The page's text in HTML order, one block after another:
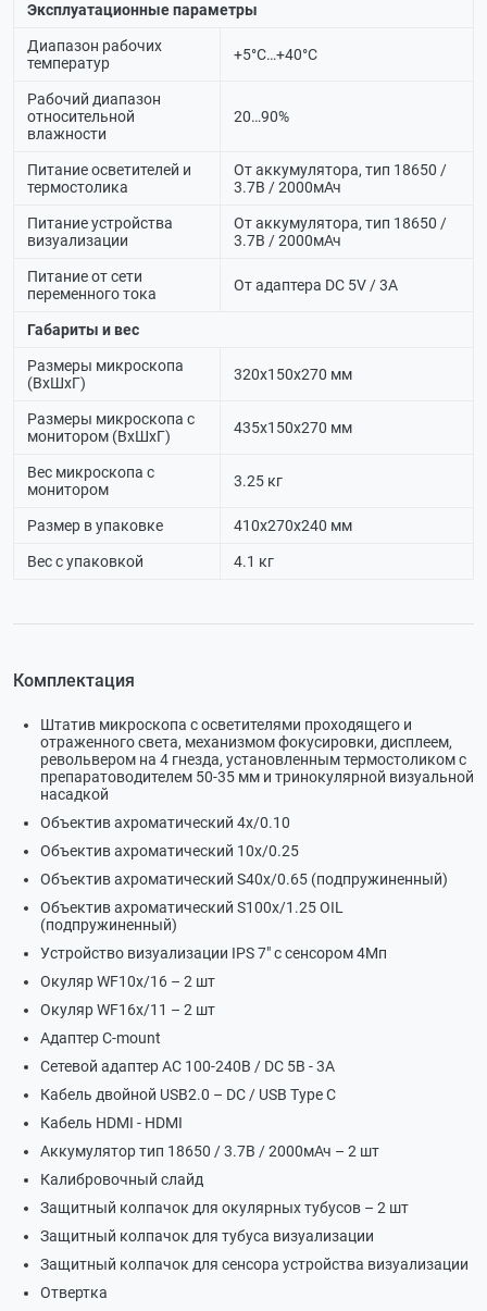
Эксплуатационные параметры
Диапазон рабочих
температур
+5°C…+40°C
Рабочий диапазон
относительной
влажности
20…90%
Питание осветителей и
термостолика
От аккумулятора, тип 18650 /
3.7В / 2000мАч
Питание устройства
визуализации
От аккумулятора, тип 18650 /
3.7В / 2000мАч
Питание от сети
переменного тока
От адаптера DC 5V / 3А
Габариты и вес
Размеры микроскопа
(ВхШхГ)
320х150х270 мм
Размеры микроскопа с
монитором (ВхШхГ)
435х150х270 мм
Вес микроскопа с
монитором
3.25 кг
Размер в упаковке 410х270х240 мм
Вес с упаковкой 4.1 кг
Комплектация
Штатив микроскопа с осветителями проходящего и
отраженного света, механизмом фокусировки, дисплеем,
револьвером на 4 гнезда, установленным термостоликом с
препаратоводителем 50-35 мм и тринокулярной визуальной
насадкой
Объектив ахроматический 4х/0.10
Объектив ахроматический 10х/0.25
Объектив ахроматический S40х/0.65 (подпружиненный)
Объектив ахроматический S100х/1.25 OIL
(подпружиненный)
Устройство визуализации IPS 7" с сенсором 4Мп
Окуляр WF10х/16 – 2 шт
Окуляр WF16х/11 – 2 шт
Адаптер С-mount
Сетевой адаптер АС 100-240В / DC 5В - 3А
Кабель двойной USB2.0 – DC / USB Type C
Кабель HDMI - HDMI
Аккумулятор тип 18650 / 3.7В / 2000мАч – 2 шт
Калибровочный слайд
Защитный колпачок для окулярных тубусов – 2 шт
Защитный колпачок для тубуса визуализации
Защитный колпачок для сенсора устройства визуализации
Отвертка